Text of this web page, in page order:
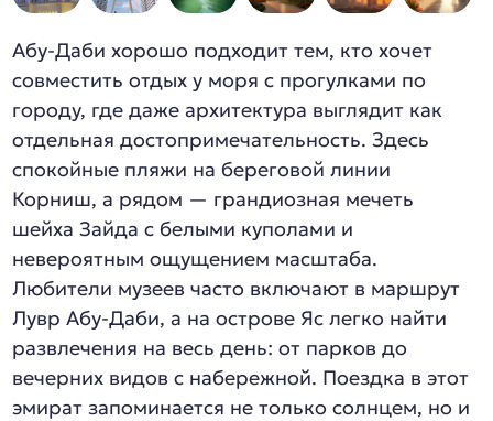
Абу-Даби хорошо подходит тем, кто хочет
совместить отдых у моря с прогулками по
городу, где даже архитектура выглядит как
отдельная достопримечательность. Здесь
спокойные пляжи на береговой линии
Корниш, а рядом — грандиозная мечеть
шейха Зайда с белыми куполами и
невероятным ощущением масштаба.
Любители музеев часто включают в маршрут
Лувр Абу-Даби, а на острове Яс легко найти
развлечения на весь день: от парков до
вечерних видов с набережной. Поездка в этот
эмират запоминается не только солнцем, но и